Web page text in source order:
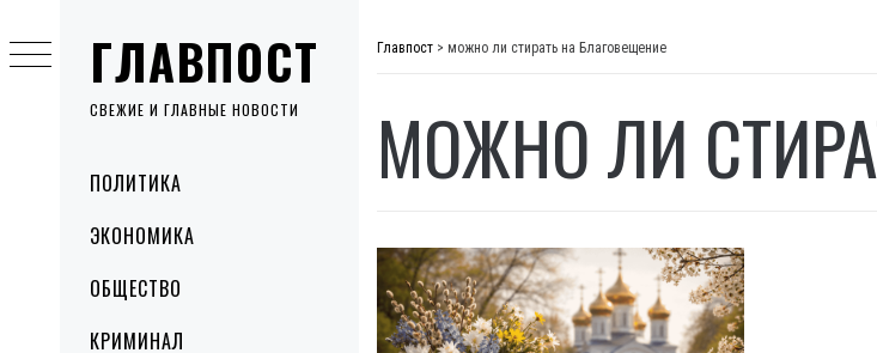
ГЛАВПОСТ
СВЕЖИЕ И ГЛАВНЫЕ НОВОСТИ
MenuПОЛИТИКА
ЭКОНОМИКА
ОБЩЕСТВО
КРИМИНАЛ
to
content
Главпост > можно ли стирать на Благовещение
МОЖНО ЛИ